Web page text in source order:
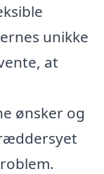
unikke
at
ønsker og